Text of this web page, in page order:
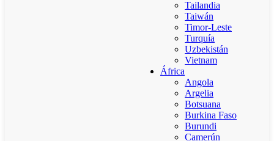
Tailandia
Taiwán
Timor-Leste
Turquía
Uzbekistán
Vietnam
África
Angola
Argelia
Botsuana
Burkina Faso
Burundi
Camerún